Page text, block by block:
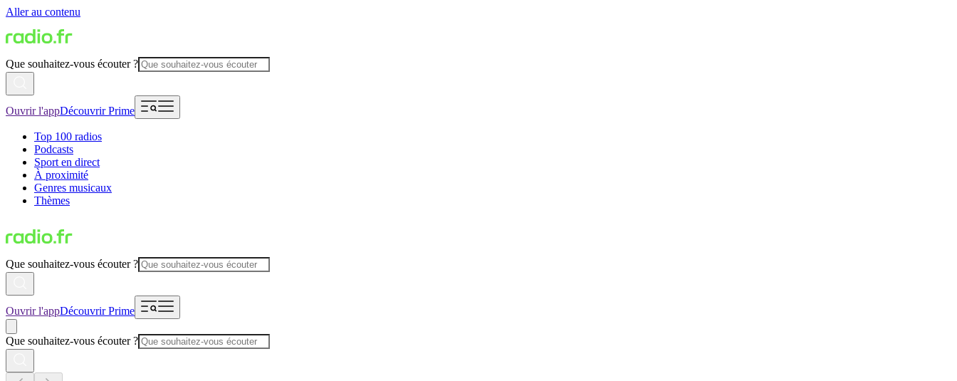
Aller au contenu
Que souhaitez-vous écouter ?
Ouvrir l'appDécouvrir Prime
Top 100 radios
Podcasts
Sport en direct
À proximité
Genres musicaux
Thèmes
Que souhaitez-vous écouter ?
Ouvrir l'appDécouvrir Prime
Que souhaitez-vous écouter ?